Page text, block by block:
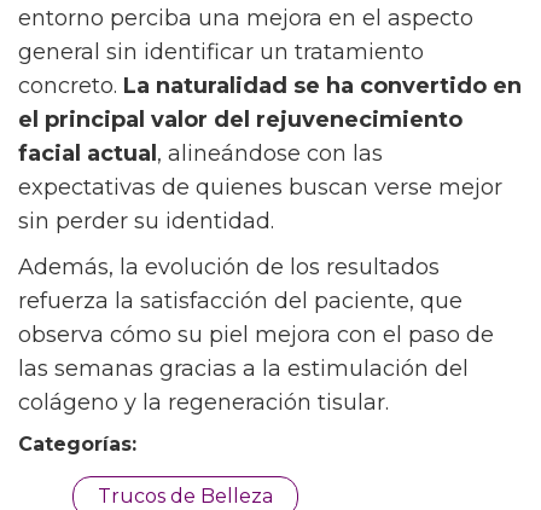
entorno perciba una mejora en el aspecto
general sin identificar un tratamiento
concreto. La naturalidad se ha convertido en
el principal valor del rejuvenecimiento
facial actual , alineándose con las
expectativas de quienes buscan verse mejor
sin perder su identidad.
Además, la evolución de los resultados
refuerza la satisfacción del paciente, que
observa cómo su piel mejora con el paso de
las semanas gracias a la estimulación del
colágeno y la regeneración tisular.
Categorías:
Trucos de Belleza